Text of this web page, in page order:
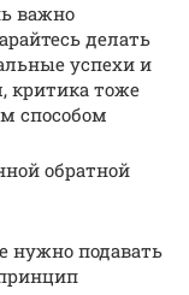
важно
делать
успехи и
критика тоже
способом
обратной
нужно подавать